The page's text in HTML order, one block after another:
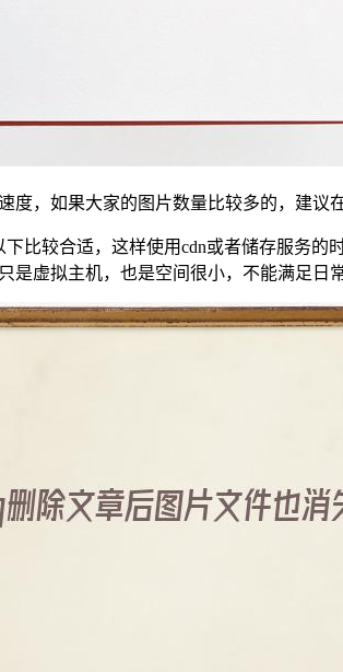
，如果大家的图片数量比较多的，建议
比较合适，这样使用cdn或者储存服务
虚拟主机，也是空间很小，不能满足日常